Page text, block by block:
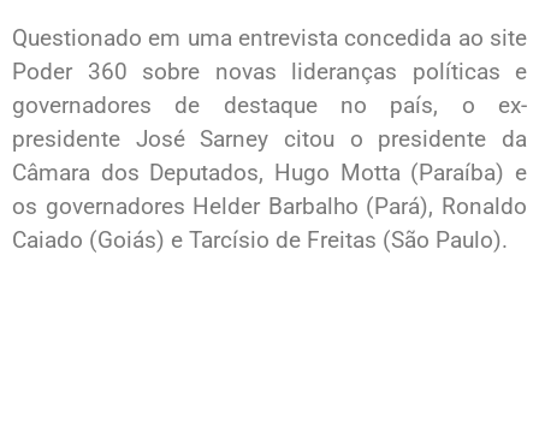
Questionado em uma entrevista concedida ao site
Poder 360 sobre novas lideranças políticas e
governadores de destaque no país, o ex-
presidente José Sarney citou o presidente da
Câmara dos Deputados, Hugo Motta (Paraíba) e
os governadores Helder Barbalho (Pará), Ronaldo
Caiado (Goiás) e Tarcísio de Freitas (São Paulo).